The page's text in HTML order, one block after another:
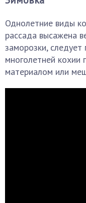
Однолетние виды
рассада высажена
заморозки,
многолетней кохии
материалом или